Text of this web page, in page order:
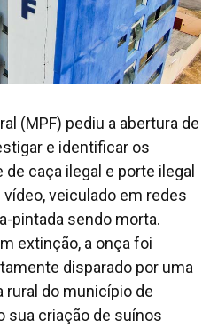
(MPF) pediu a abertura de
e identificar os
caça ilegal e porte ilegal
veiculado em redes
pintada sendo morta.
extinção, a onça foi
disparado por uma
rural do município de
sua criação de suínos